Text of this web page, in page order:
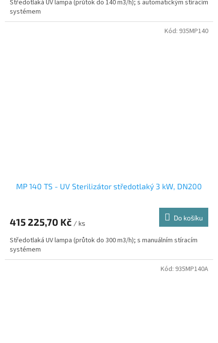
Středotlaká UV lampa (průtok do 140 m3/h); s automatickým stíracím
systémem
MP 140 TS - UV Sterilizátor středotlaký 3 kW, DN200
415 225,70 Kč / ks
Do košíku
Středotlaká UV lampa (průtok do 300 m3/h); s manuálním stíracím
systémem
Kód: 935MP140
Kód: 935MP140A